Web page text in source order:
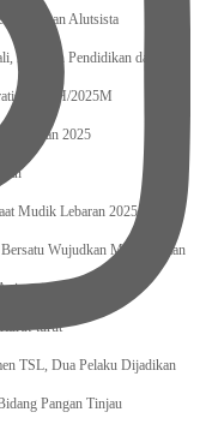
Dan Alutsista
Layanan Pendidikan dan
1446 H/2025M
Lebaran 2025
Mudik Lebaran 2025
Bersatu Wujudkan Mudik Aman
Jumbo
turut
TSL, Dua Pelaku Dijadikan
Pangan Tinjau